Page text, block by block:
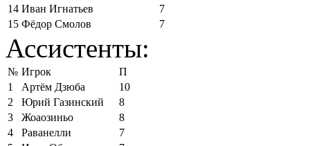
14 Иван Игнатьев
7
15 Фёдор Смолов 7
Ассистенты:
№ Игрок
П
1
Артём Дзюба
10
2
Юрий Газинский
8
3
Жоаозиньо
8
4
Раванелли
7